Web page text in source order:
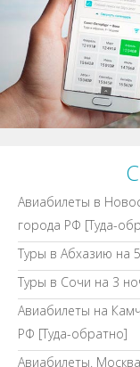
Авиабилеты в
города РФ [Туда-
Туры в Абхазию на
Туры в Сочи на 3
Авиабилеты на
РФ [Туда-обратно]
Авиабилеты.